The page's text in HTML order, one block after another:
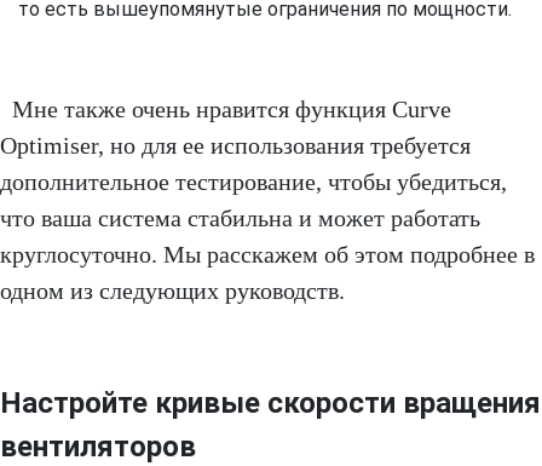
то есть вышеупомянутые ограничения по мощности.
Мне также очень нравится функция Curve
Optimiser, но для ее использования требуется
дополнительное тестирование, чтобы убедиться,
что ваша система стабильна и может работать
круглосуточно. Мы расскажем об этом подробнее в
одном из следующих руководств.
Настройте кривые скорости вращения
вентиляторов